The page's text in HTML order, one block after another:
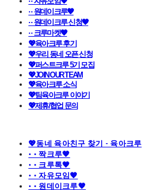
· · 원데이크루🧡
· · 원데이크루 신청🧡
· · 크루마켓🧡
💖육아크루 후기
💖우리 동네 오픈 신청
💖퍼스트크루 5기 모집
💖JOIN OUR TEAM
💖육아크루 소식
💖팀육아크루 이야기
💖제휴/협업 문의
💖동네 육아친구 찾기 - 육아크루
· · 짝크루🧡
· · 크루톡🧡
· · 자유모임🧡
· · 원데이크루🧡